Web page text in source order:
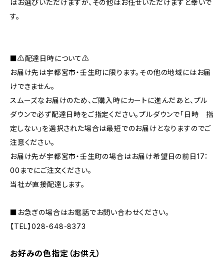
はお選びいただけますが、その他はお任せいただけますと幸いで
す。
■⚠️配達日時について⚠️
お届け先は宇都宮市・壬生町に限ります。その他の地域にはお届
けできません。
スムーズなお届けのため、ご購入時にカートに進んだあと、プル
ダウンで必ず配達日時をご指定ください。プルダウンで「日時 指
定しない」を選択された場合は最短でのお届けとなりますのでご
注意ください。
お届け先が宇都宮市・壬生町の場合はお届け希望日の前日17：
00までにご注文ください。
当社が直接配達します。
■お急ぎの場合はお電話でお問い合わせください。
【TEL】028-648-8373
お好みの色指定（お供え）